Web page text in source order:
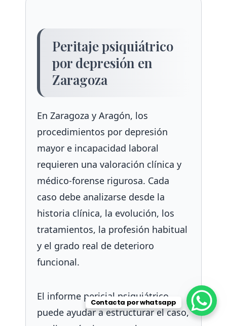
Peritaje psiquiátrico
por depresión en
Zaragoza
En Zaragoza y Aragón, los
procedimientos por depresión
mayor e incapacidad laboral
requieren una valoración clínica y
médico-forense rigurosa. Cada
caso debe analizarse desde la
historia clínica, la evolución, los
tratamientos, la profesión habitual
y el grado real de deterioro
funcional.
El informe pericial psiquiátrico
puede ayudar a estructurar el caso,
Contacta por whatsapp